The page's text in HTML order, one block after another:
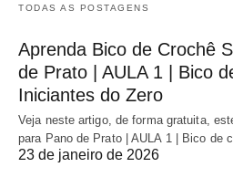
TODAS AS POSTAGENS
Aprenda Bico de Crochê
de Prato | AULA 1 | Bico
Iniciantes do Zero
Veja neste artigo, de forma gratuita,
para Pano de Prato | AULA 1 | Bico de
23 de janeiro de 2026